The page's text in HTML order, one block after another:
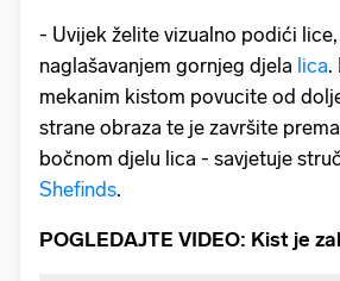
- Uvijek želite vizualno podići
naglašavanjem gornjeg djela lica.
mekanim kistom povucite od
strane obraza te je završite
bočnom djelu lica - savjetuje
Shefinds.
POGLEDAJTE VIDEO: Kist je